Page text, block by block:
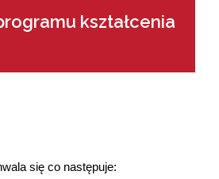
kształcenia
się co następuje: